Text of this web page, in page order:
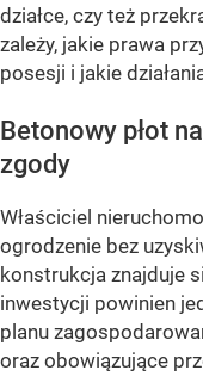
działce, czy też
zależy, jakie prawa
posesji i jakie
Betonowy płot
zgody
Właściciel
ogrodzenie bez
konstrukcja znajduje
inwestycji powinien
planu
oraz obowiązujące